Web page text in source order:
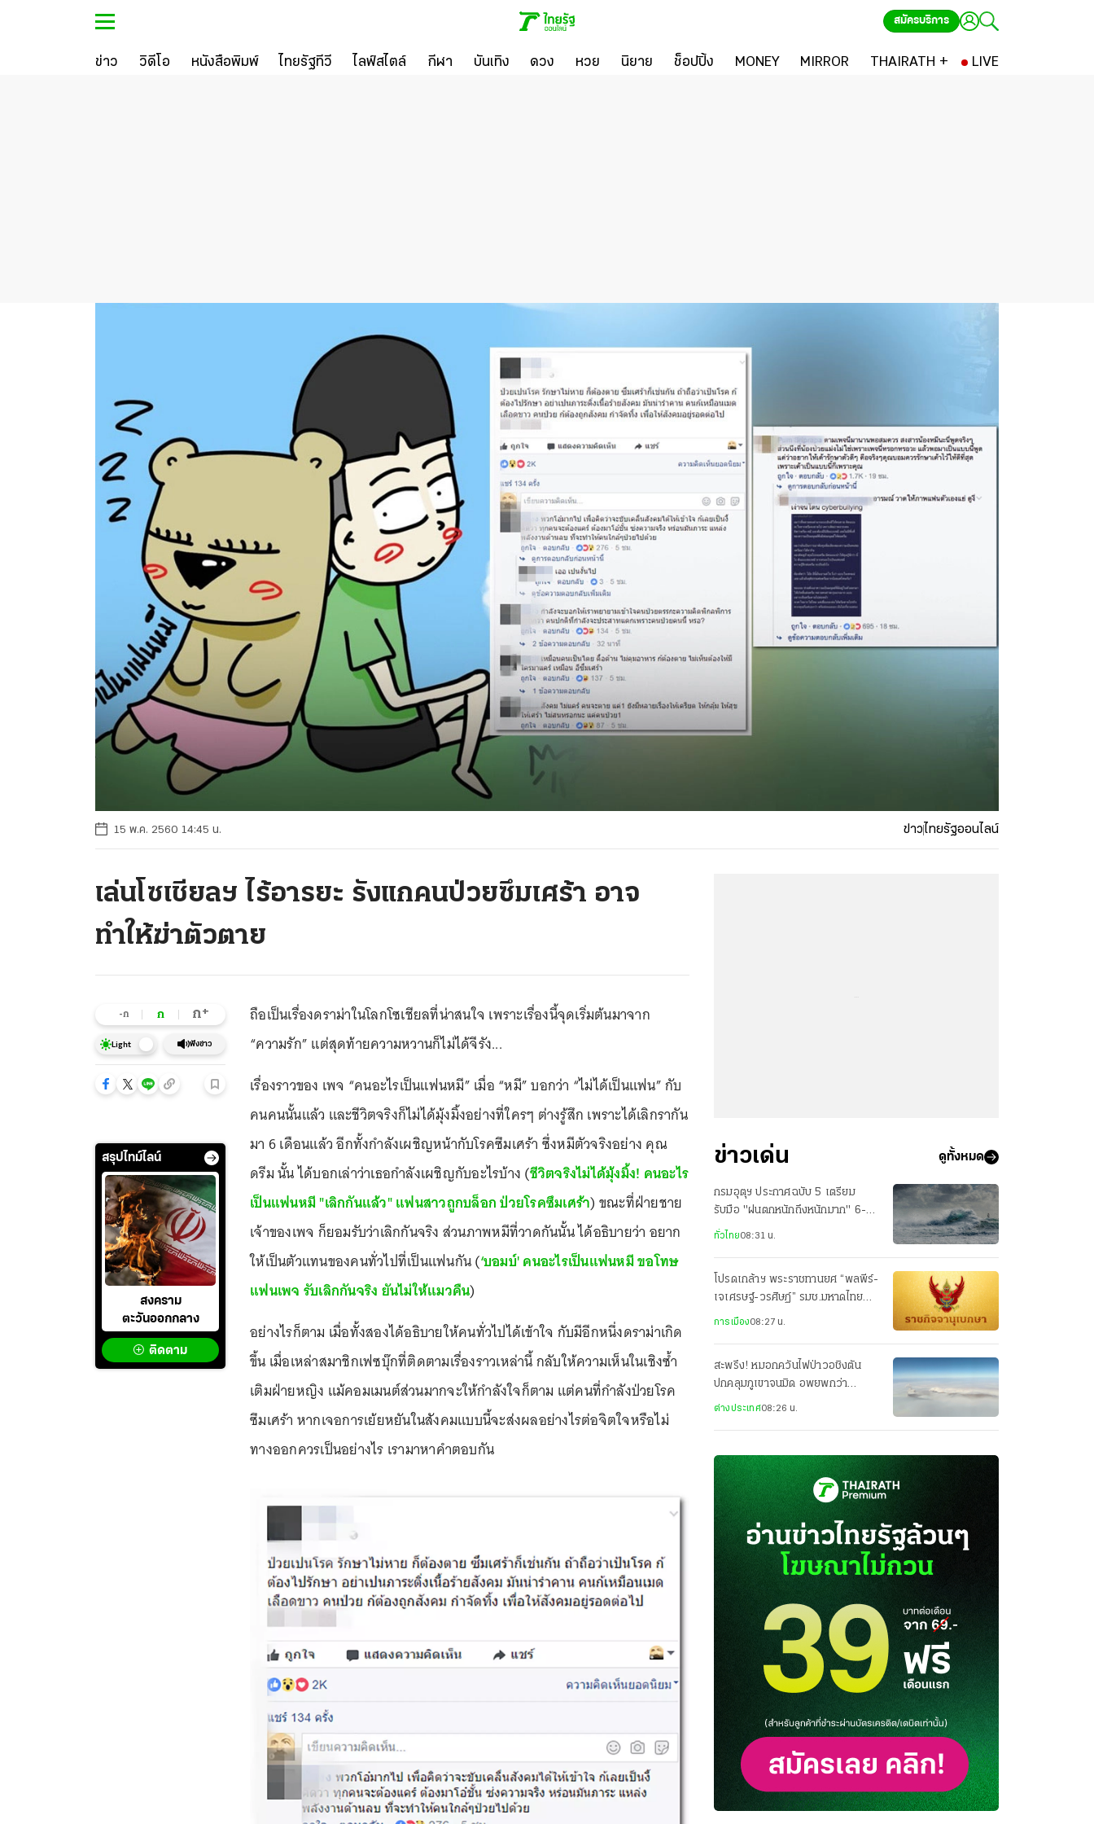
สมัครบริการ
ข่าว วิดีโอ หนังสือพิมพ์ ไทยรัฐทีวี ไลฟ์สไตล์ กีฬา บันเทิง ดวง หวย นิยาย ช็อปปิ้ง MONEY MIRROR THAIRATH + LIVE
15 พ.ค. 2560 14:45 น. ข่าวไทยรัฐออนไลน์
เล่นโซเชียลฯ ไร้อารยะ รังแกคนป่วยซึมเศร้า อาจ
ทำให้ฆ่าตัวตาย
-ก ก ก+
Light ฟังข่าว
สรุปไทม์ไลน์
สงคราม
ตะวันออกกลาง
ติดตาม
ถือเป็นเรื่องดราม่าในโลกโซเชียลที่น่าสนใจ เพราะเรื่องนี้จุดเริ่มต้นมาจาก
“ความรัก” แต่สุดท้ายความหวานก็ไม่ได้จีรัง...
เรื่องราวของ เพจ “คนอะไรเป็นแฟนหมี” เมื่อ “หมี” บอกว่า “ไม่ได้เป็นแฟน” กับ
คนคนนั้นแล้ว และชีวิตจริงก็ไม่ได้มุ้งมิ้งอย่างที่ใครๆ ต่างรู้สึก เพราะได้เลิกรากัน
มา 6 เดือนแล้ว อีกทั้งกำลังเผชิญหน้ากับโรคซึมเศร้า ซึ่งหมีตัวจริงอย่าง คุณ
ดรีม นั้น ได้บอกเล่าว่าเธอกำลังเผชิญกับอะไรบ้าง (ชีวิตจริงไม่ได้มุ้งมิ้ง! คนอะไร
เป็นแฟนหมี "เลิกกันแล้ว" แฟนสาวถูกบล็อก ป่วยโรคซึมเศร้า) ขณะที่ฝ่ายชาย
เจ้าของเพจ ก็ยอมรับว่าเลิกกันจริง ส่วนภาพหมีที่วาดกันนั้น ได้อธิบายว่า อยาก
ให้เป็นตัวแทนของคนทั่วไปที่เป็นแฟนกัน (‘บอมบ์' คนอะไรเป็นแฟนหมี ขอโทษ
แฟนเพจ รับเลิกกันจริง ยันไม่ให้แมวคืน)
อย่างไรก็ตาม เมื่อทั้งสองได้อธิบายให้คนทั่วไปได้เข้าใจ กับมีอีกหนึ่งดราม่าเกิด
ขึ้น เมื่อเหล่าสมาชิกเฟซบุ๊กที่ติดตามเรื่องราวเหล่านี้ กลับให้ความเห็นในเชิงซ้ำ
เติมฝ่ายหญิง แม้คอมเมนต์ส่วนมากจะให้กำลังใจก็ตาม แต่คนที่กำลังป่วยโรค
ซึมเศร้า หากเจอการเย้ยหยันในสังคมแบบนี้จะส่งผลอย่างไรต่อจิตใจหรือไม่
ทางออกควรเป็นอย่างไร เรามาหาคำตอบกัน
ข่าวเด่น ดูทั้งหมด
กรมอุตุฯ ประกาศฉบับ 5 เตรียม
รับมือ "ฝนตกหนักถึงหนักมาก" 6-9
ส.ค.นี้
ทั่วไทย08:31 น.
โปรดเกล้าฯ พระราชทานยศ “พลพีร์-
เจเศรษฐ์-วรศิษฏ์” รมช.มหาดไทย
เป็น “นายกองเอก”
การเมือง08:27 น.
สะพรึง! หมอกควันไฟป่าวอชิงตัน
ปกคลุมภูเขาจนมิด อพยพกว่า
67,000 คน บ้านเรือนวอดนับร้อย
ต่างประเทศ08:26 น.